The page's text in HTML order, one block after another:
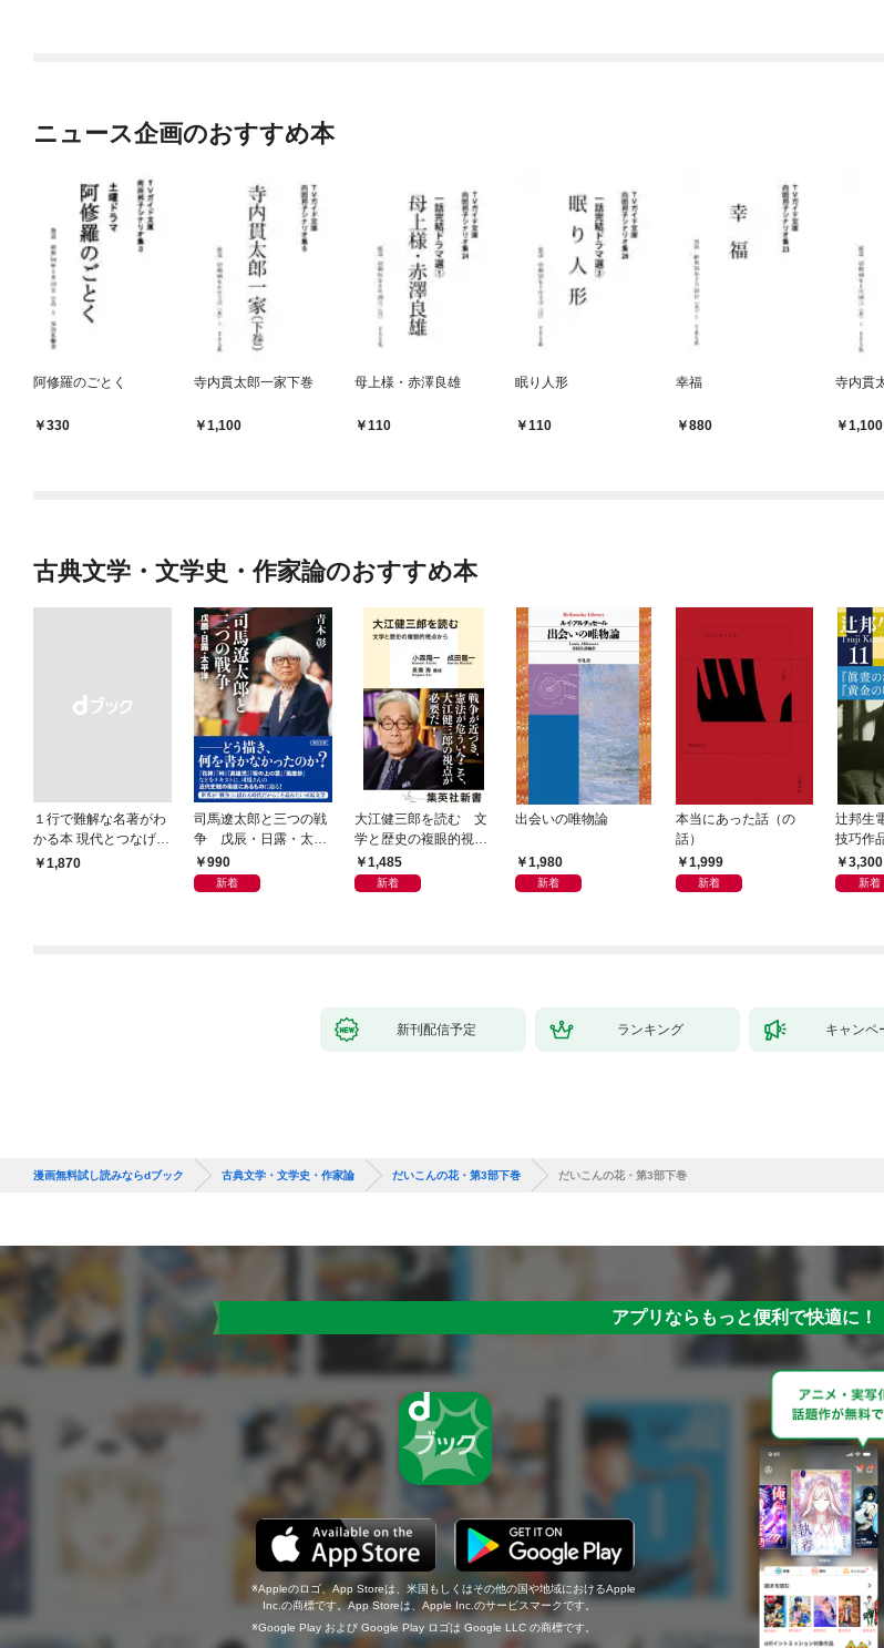
ニュース企画のおすすめ本
阿修羅のごとく
330
寺内貫太郎一家下巻
1,100
母上様・赤澤良雄
110
眠り人形
110
幸福
880
寺内貫
1,100
古典文学・文学史・作家論のおすすめ本
１行で難解な名著がわ
かる本 現代とつなげて
エッセンスをつかむ50
￥1,870
司馬遼太郎と三つの戦
争 戊辰・日露・太平
洋990
新着
大江健三郎を読む 文
学と歴史の複眼的視点
から1,485
新着
出会いの唯物論
1,980
新着
本当にあった話（の
話）
1,999
新着
辻邦生
技巧作
ス・ミ
晝の海
3,300
新着
新刊配信予定 ランキング キャンペ
漫画無料試し読みならdブック 古典文学・文学史・作家論 だいこんの花・第3部下巻 だいこんの花・第3部下巻
アプリならもっと便利で快適に！
Appleのロゴ、App Storeは、米国もしくはその他の国や地域におけるApple
Inc.の商標です。App Storeは、Apple Inc.のサービスマークです。
Google Play および Google Play ロゴは Google LLC の商標です。